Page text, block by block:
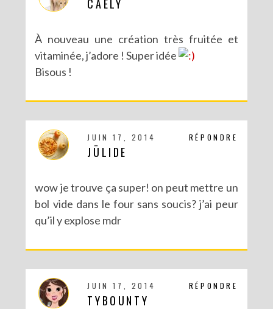
CAELY
À nouveau une création très fruitée et
vitaminée, j’adore ! Super idée
Bisous !
RÉPONDRE
JUIN 17, 2014
JÜLIDE
wow je trouve ça super! on peut mettre un
bol vide dans le four sans soucis? j’ai peur
qu’il y explose mdr
RÉPONDRE
JUIN 17, 2014
TYBOUNTY